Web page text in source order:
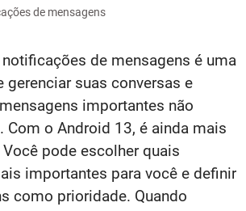
de mensagens
de mensagens é uma
gerenciar suas conversas e
importantes não
Com o Android 13, é ainda mais
pode escolher quais
importantes para você e definir
como prioridade. Quando